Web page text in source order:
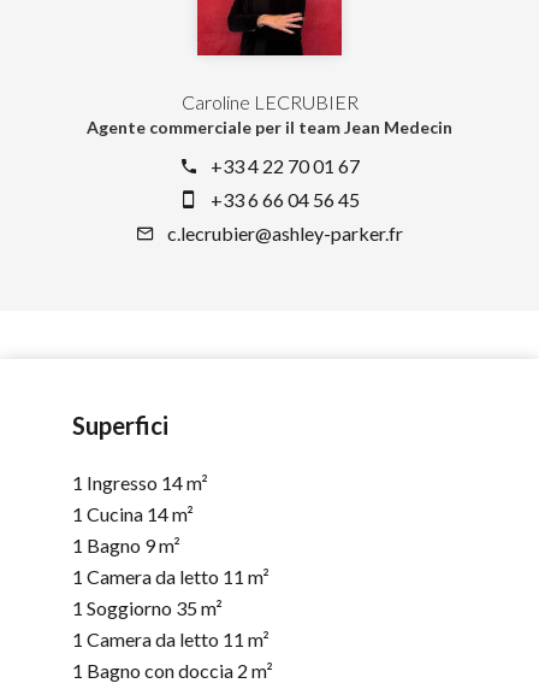
Caroline LECRUBIER
Agente commerciale per il team Jean Medecin
+33 4 22 70 01 67
+33 6 66 04 56 45
c.lecrubier@ashley-parker.fr
Superfici
1 Ingresso 14 m²
1 Cucina 14 m²
1 Bagno 9 m²
1 Camera da letto 11 m²
1 Soggiorno 35 m²
1 Camera da letto 11 m²
1 Bagno con doccia 2 m²